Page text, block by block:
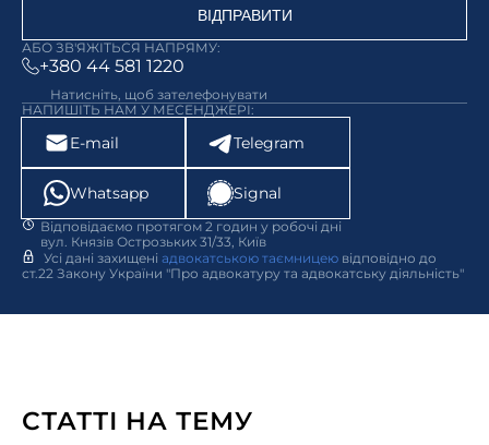
ВІДПРАВИТИ
АБО ЗВ'ЯЖІТЬСЯ НАПРЯМУ:
+380 44 581 1220
Натисніть, щоб зателефонувати
НАПИШІТЬ НАМ У МЕСЕНДЖЕРІ:
E-mail Telegram
Whatsapp Signal
Відповідаємо протягом 2 годин у робочі дні
вул. Князів Острозьких 31/33, Київ
Усі дані захищені адвокатською таємницею відповідно до
ст.22 Закону України "Про адвокатуру та адвокатську діяльність"
СТАТТІ НА ТЕМУ